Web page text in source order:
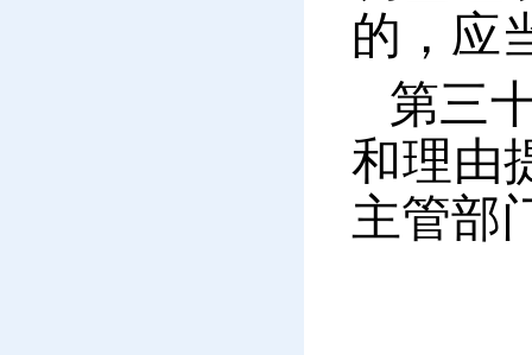
的，应
第三
和理由
主管部